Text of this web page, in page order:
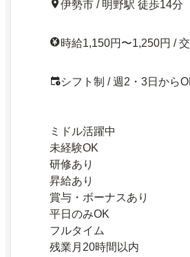
伊勢市 / 明野駅 徒歩14分
時給1,150円〜1,250円 /
シフト制 / 週2・3日から
ミドル活躍中
未経験OK
研修あり
昇給あり
賞与・ボーナスあり
平日のみOK
フルタイム
残業月20時間以内